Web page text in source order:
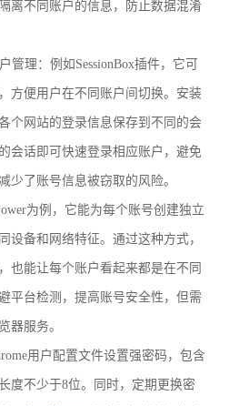
离不同账户的信息，防止数据混淆
管理：例如SessionBox插件，它可
方便用户在不同账户间切换。安装
个网站的登录信息保存到不同的会
会话即可快速登录相应账户，避免
少了账号信息被窃取的风险。
为例，它能为每个账号创建独立
设备和网络特征。通过这种方式，
也能让每个账户看起来都是在不同
平台检测，提高账号安全性，但需
器服务。
用户配置文件设置强密码，包含
度不少于8位。同时，定期更换密